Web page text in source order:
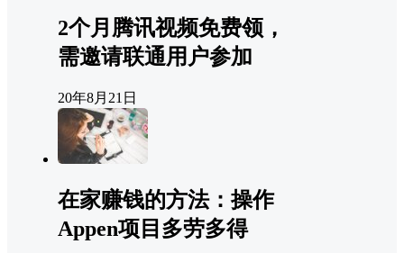
2个月腾讯视频免费领，
需邀请联通用户参加
20年8月21日
在家赚钱的方法：操作
Appen项目多劳多得